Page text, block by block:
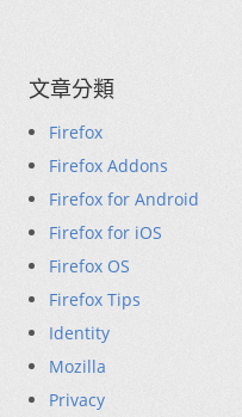
文章分類
Firefox
Firefox Addons
Firefox for Android
Firefox for iOS
Firefox OS
Firefox Tips
Identity
Mozilla
Privacy